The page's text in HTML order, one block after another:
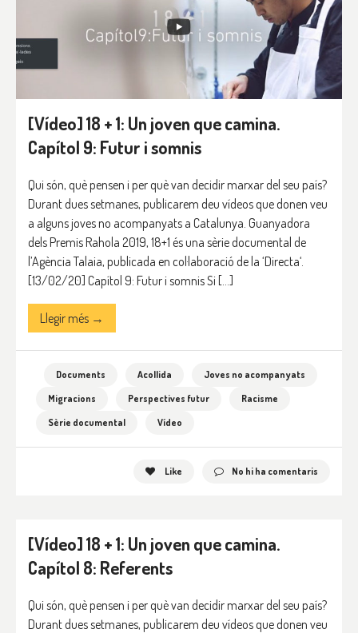
[Vídeo] 18 + 1: Un joven que camina.
Capítol 9: Futur i somnis
Qui són, què pensen i per què van decidir marxar del seu país?
Durant dues setmanes, publicarem deu vídeos que donen veu
a alguns joves no acompanyats a Catalunya. Guanyadora
dels Premis Rahola 2019, 18+1 és una sèrie documental de
l’Agència Talaia, publicada en col·laboració de la ‘Directa‘.
[13/02/20] Capítol 9: Futur i somnis Si […]
Llegir més →
Documents Acollida
Joves no acompanyats
Migracions
Perspectives futur
Racisme
Sèrie documental
Vídeo
Like No hi ha comentaris
[Vídeo] 18 + 1: Un joven que camina.
Capítol 8: Referents
Qui són, què pensen i per què van decidir marxar del seu país?
Durant dues setmanes, publicarem deu vídeos que donen veu